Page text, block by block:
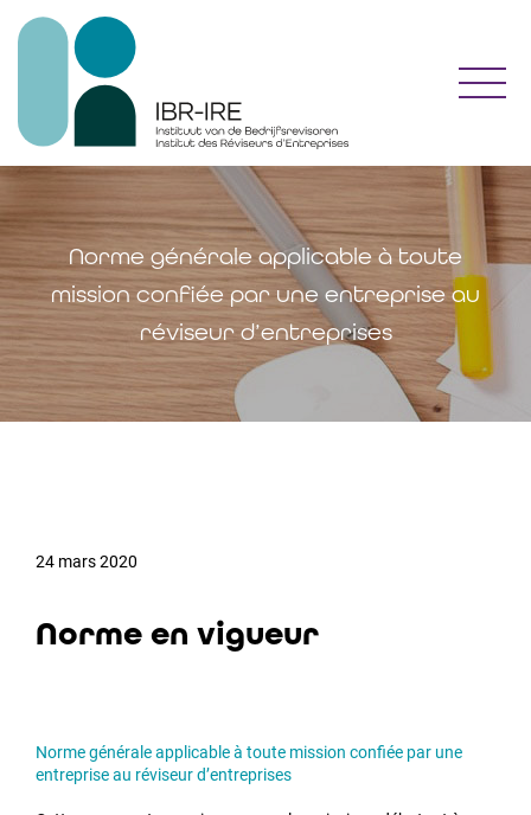
Norme générale applicable à toute
mission confiée par une entreprise au
réviseur d’entreprises
24 mars 2020
Norme en vigueur
Norme générale applicable à toute mission confiée par une
entreprise au réviseur d’entreprises